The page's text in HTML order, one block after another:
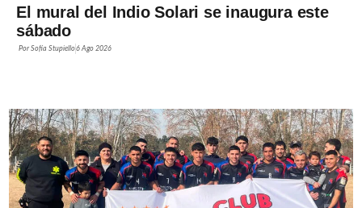
El mural del Indio Solari se inaugura este
sábado
PorSofía Stupiello6 Ago 2026